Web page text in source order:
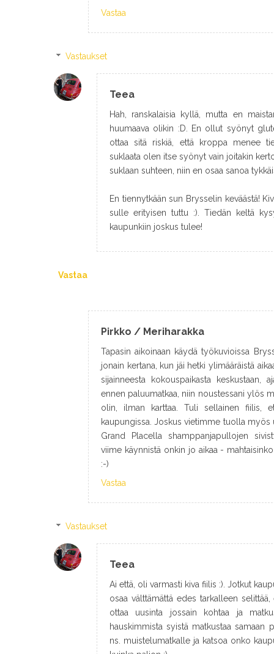
Vastaa
Vastaukset
Teea
Hah, ranskalaisia kyllä, mutta en
huumaava olikin :D. En ollut syönyt
ottaa sitä riskiä, että kroppa menee
suklaata olen itse syönyt vain joitakin
suklaan suhteen, niin en osaa sanoa
En tiennytkään sun Brysselin keväästä!
sulle erityisen tuttu :). Tiedän keltä
kaupunkiin joskus tulee!
Vastaa
Pirkko / Meriharakka
Tapasin aikoinaan käydä työkuvioissa
jonain kertana, kun jäi hetki ylimääräistä
sijainneesta kokouspaikasta keskustaan,
ennen paluumatkaa, niin noustessani ylös
olin, ilman karttaa. Tuli sellainen fiilis,
kaupungissa. Joskus vietimme tuolla
Grand Placella shamppanjapullojen
viime käynnistä onkin jo aikaa -
:-)
Vastaa
Vastaukset
Teea
Ai että, oli varmasti kiva fiilis :). Jotkut
osaa välttämättä edes tarkalleen
ottaa uusinta jossain kohtaa ja
hauskimmista syistä matkustaa samaan
ns. muistelumatkalle ja katsoa onko